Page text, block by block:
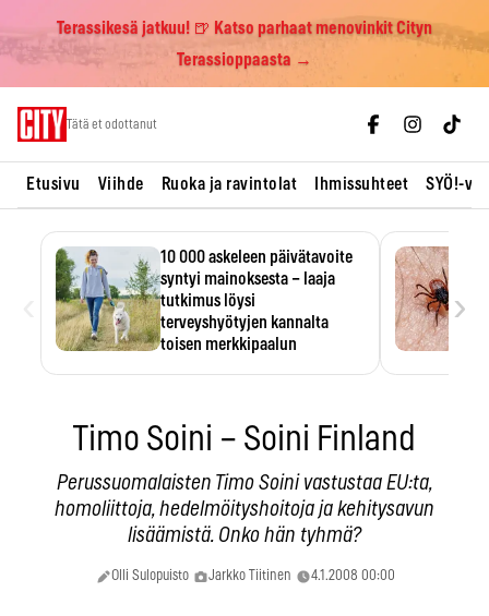
Terassikesä jatkuu! 🍺 Katso parhaat menovinkit Cityn
Terassioppaasta →
Tätä et odottanut
Etusivu Viihde Ruoka ja ravintolat Ihmissuhteet SYÖ!-
10 000 askeleen päivätavoite
syntyi mainoksesta – laaja
tutkimus löysi
terveyshyötyjen kannalta
toisen merkkipaalun
›
Timo Soini – Soini Finland
Perussuomalaisten Timo Soini vastustaa EU:ta,
homoliittoja, hedelmöityshoitoja ja kehitysavun
lisäämistä. Onko hän tyhmä?
Olli Sulopuisto Jarkko Tiitinen 4.1.2008 00:00